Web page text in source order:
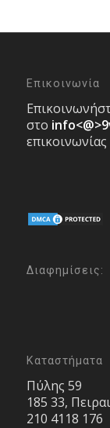
Επικοινωνία
στο
Διαφημίσεις:
Καταστήματα
Πύλης 59
185 33,
210 4118 176